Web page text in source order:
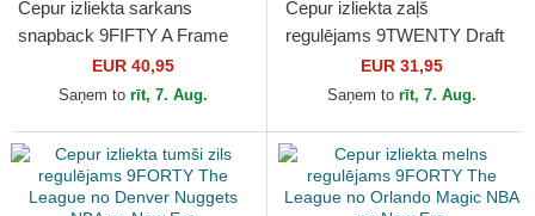
Cepur izliekta sarkans
snapback 9FIFTY A Frame
Precurved Hardwood
Classics no Houston
EUR 40,95
Saņem to rīt, 7. Aug.
Cepur izliekta zaļš
regulējams 9TWENTY Draft
Edition 2023 no Boston
Celtics NBA no New Era
EUR 31,95
Saņem to rīt, 7. Aug.